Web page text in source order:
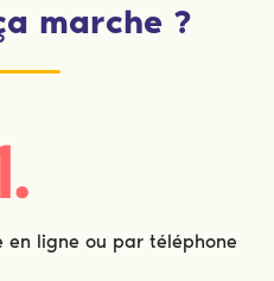
marche ?
en ligne ou par téléphone